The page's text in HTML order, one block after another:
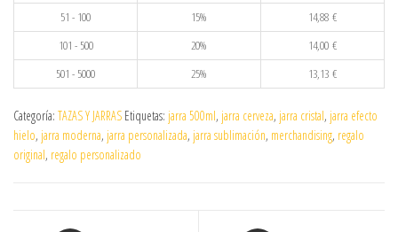
51 - 100
15% 14,88 €
101 - 500
20% 14,00 €
501 - 5000
25% 13,13 €
Categoría: TAZAS Y JARRAS Etiquetas: jarra 500ml, jarra cerveza, jarra cristal, jarra efecto
hielo, jarra moderna, jarra personalizada, jarra sublimación, merchandising, regalo
original, regalo personalizado